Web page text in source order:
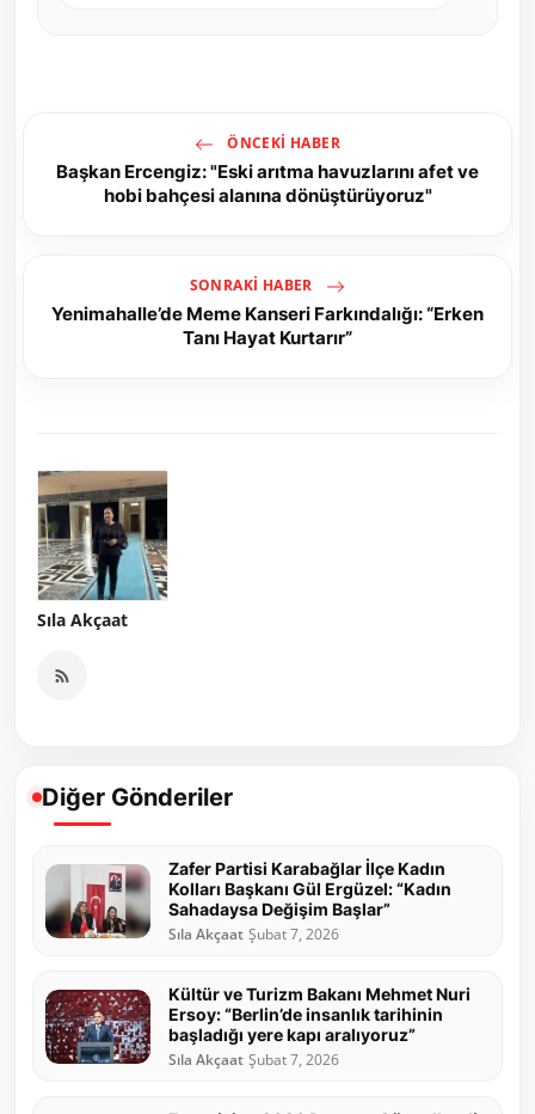
ÖNCEKI HABER
Başkan Ercengiz: "Eski arıtma havuzlarını afet ve
hobi bahçesi alanına dönüştürüyoruz"
SONRAKI HABER
Yenimahalle’de Meme Kanseri Farkındalığı: “Erken
Tanı Hayat Kurtarır”
Sıla Akçaat
Diğer Gönderiler
Zafer Partisi Karabağlar İlçe Kadın
Kolları Başkanı Gül Ergüzel: “Kadın
Sahadaysa Değişim Başlar”
Sıla Akçaat Şubat 7, 2026
Kültür ve Turizm Bakanı Mehmet Nuri
Ersoy: “Berlin’de insanlık tarihinin
başladığı yere kapı aralıyoruz”
Sıla Akçaat Şubat 7, 2026